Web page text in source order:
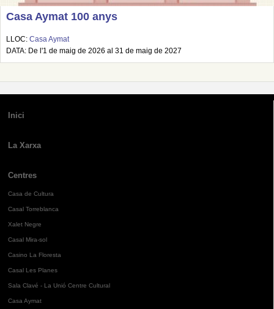
Casa Aymat 100 anys
LLOC: Casa Aymat
DATA: De l'1 de maig de 2026 al 31 de maig de 2027
Inici
La Xarxa
Centres
Casa de Cultura
Casal Torreblanca
Xalet Negre
Casal Mira-sol
Casino La Floresta
Casal Les Planes
Sala Clavé - La Unió Centre Cultural
Casa Aymat